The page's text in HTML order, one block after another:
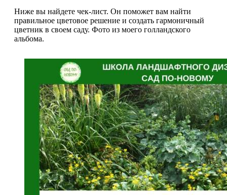
Ниже вы найдете чек-лист. Он поможет вам найти
правильное цветовое решение и создать гармоничный
цветник в своем саду. Фото из моего голландского
альбома.